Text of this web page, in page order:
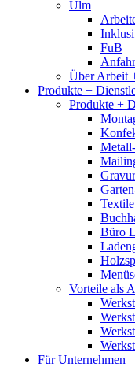
Ulm
FuB
Über Arbeit
Produkte +
Produkte +
Büro
Vorteile als
Für Unternehmen